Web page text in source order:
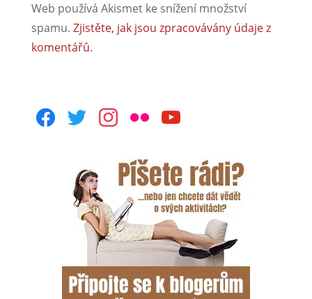
Web používá Akismet ke snížení množství
spamu. Zjistěte, jak jsou zpracovávány údaje z
komentářů.
facebooktwitterinstagram
flickr youtube